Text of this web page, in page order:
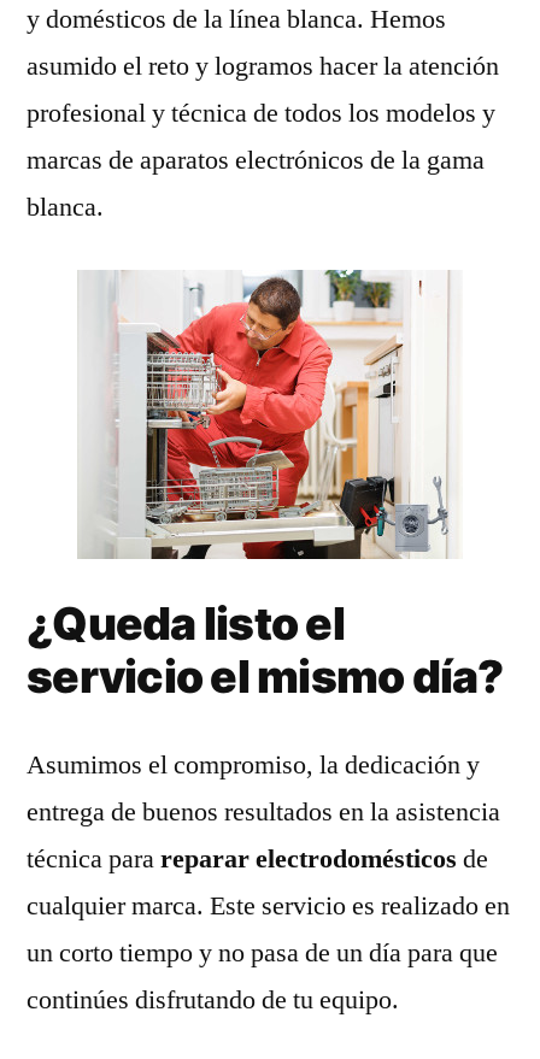
y domésticos de la línea blanca. Hemos
asumido el reto y logramos hacer la atención
profesional y técnica de todos los modelos y
marcas de aparatos electrónicos de la gama
blanca.
¿Queda listo el
servicio el mismo día?
Asumimos el compromiso, la dedicación y
entrega de buenos resultados en la asistencia
técnica parareparar electrodomésticos de
cualquier marca. Este servicio es realizado en
un corto tiempo y no pasa de un día para que
continúes disfrutando de tu equipo.